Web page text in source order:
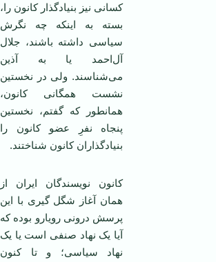
کسانی نیز بنیادگذار کانون را،
بسته به اینکه چه نگرش
سیاسی داشته باشند، جلال
آل‌احمد یا به آذین
می‌شناسند. ولی در نخستین
نشست همگانی کانون،
همانطور که گفتم، نخستین
پنجاه نفرِ عضو کانون را
بنیادگذاران کانون شناختند.
کانون نویسندگان ایران از‌‌
همان آغاز شگل گیری با این
پرسش درونی رویارو بوده که
آیا یک نهاد صنفی است یا یک
نهاد سیاسی؛ و تا کنون